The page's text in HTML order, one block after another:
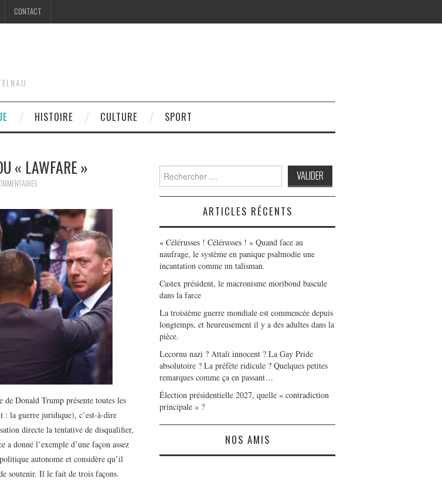
CONTACT
HISTOIRE CULTURE SPORT
« LAWFARE »
de Donald Trump présente toutes les
: la guerre juridique), c’est-à-dire
directe la tentative de disqualifier,
donné l’exemple d’une façon assez
autonome et considère qu’il
soutenir. Il le fait de trois façons.
Search
for:
ARTICLES RÉCENTS
« Célérusses ! Célérusses ! » Quand face au
naufrage, le système en panique psalmodie une
incantation comme un talisman.
Castex président, le macronisme moribond bascule
dans la farce
La troisième guerre mondiale est commencée depuis
longtemps, et heureusement il y a des adultes dans la
pièce.
Lecornu nazi ? Attali innocent ? La Gay Pride
absolutoire ? La préfète ridicule ? Quelques petites
remarques comme ça en passant…
Élection présidentielle 2027, quelle « contradiction
principale » ?
NOS AMIS